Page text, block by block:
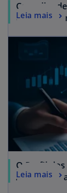
Conselho
estratégico
Leia mais
O Perfil
Agenda
Leia mais